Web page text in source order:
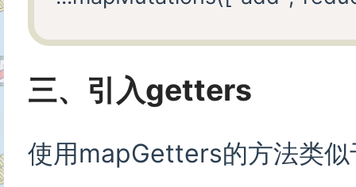
三、引入getters
使用mapGetters的方法类